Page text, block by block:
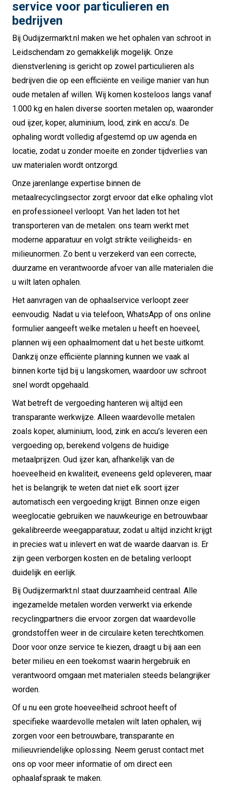
service voor particulieren en
bedrijven
Bij Oudijzermarkt.nl maken we het ophalen van schroot in
Leidschendam zo gemakkelijk mogelijk. Onze
dienstverlening is gericht op zowel particulieren als
bedrijven die op een efficiënte en veilige manier van hun
oude metalen af willen. Wij komen kosteloos langs vanaf
1.000 kg en halen diverse soorten metalen op, waaronder
oud ijzer, koper, aluminium, lood, zink en accu’s. De
ophaling wordt volledig afgestemd op uw agenda en
locatie, zodat u zonder moeite en zonder tijdverlies van
uw materialen wordt ontzorgd.
Onze jarenlange expertise binnen de
metaalrecyclingsector zorgt ervoor dat elke ophaling vlot
en professioneel verloopt. Van het laden tot het
transporteren van de metalen: ons team werkt met
moderne apparatuur en volgt strikte veiligheids- en
milieunormen. Zo bent u verzekerd van een correcte,
duurzame en verantwoorde afvoer van alle materialen die
u wilt laten ophalen.
Het aanvragen van de ophaalservice verloopt zeer
eenvoudig. Nadat u via telefoon, WhatsApp of ons online
formulier aangeeft welke metalen u heeft en hoeveel,
plannen wij een ophaalmoment dat u het beste uitkomt.
Dankzij onze efficiënte planning kunnen we vaak al
binnen korte tijd bij u langskomen, waardoor uw schroot
snel wordt opgehaald.
Wat betreft de vergoeding hanteren wij altijd een
transparante werkwijze. Alleen waardevolle metalen
zoals koper, aluminium, lood, zink en accu’s leveren een
vergoeding op, berekend volgens de huidige
metaalprijzen. Oud ijzer kan, afhankelijk van de
hoeveelheid en kwaliteit, eveneens geld opleveren, maar
het is belangrijk te weten dat niet elk soort ijzer
automatisch een vergoeding krijgt. Binnen onze eigen
weeglocatie gebruiken we nauwkeurige en betrouwbaar
gekalibreerde weegapparatuur, zodat u altijd inzicht krijgt
in precies wat u inlevert en wat de waarde daarvan is. Er
zijn geen verborgen kosten en de betaling verloopt
duidelijk en eerlijk.
Bij Oudijzermarkt.nl staat duurzaamheid centraal. Alle
ingezamelde metalen worden verwerkt via erkende
recyclingpartners die ervoor zorgen dat waardevolle
grondstoffen weer in de circulaire keten terechtkomen.
Door voor onze service te kiezen, draagt u bij aan een
beter milieu en een toekomst waarin hergebruik en
verantwoord omgaan met materialen steeds belangrijker
worden.
Of u nu een grote hoeveelheid schroot heeft of
specifieke waardevolle metalen wilt laten ophalen, wij
zorgen voor een betrouwbare, transparante en
milieuvriendelijke oplossing. Neem gerust contact met
ons op voor meer informatie of om direct een
ophaalafspraak te maken.